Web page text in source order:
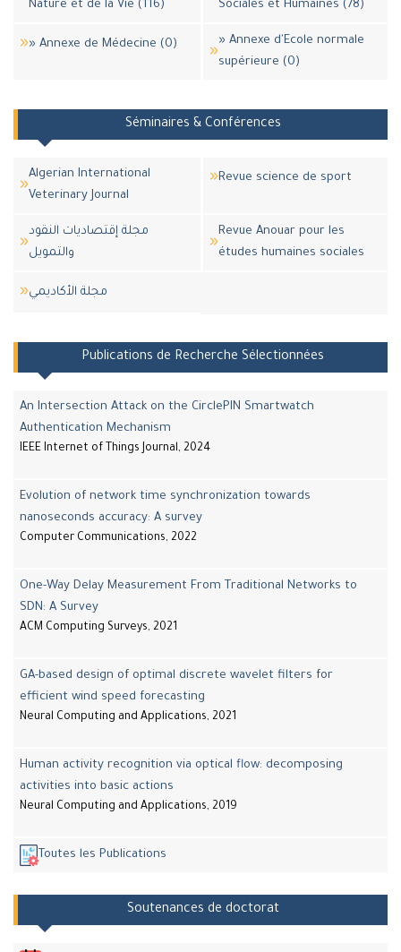
Nature et de la Vie (116) Sociales et Humaines (78)
» Annexe de Médecine (0)
» Annexe d'Ecole normale
supérieure (0)
Séminaires & Conférences
Algerian International
Veterinary Journal
Revue science de sport
مجلة إقتصاديات النقود
والتمويل
Revue Anouar pour les
études humaines sociales
مجلة اﻷكاديمي
Publications de Recherche Sélectionnées
An Intersection Attack on the CirclePIN Smartwatch
Authentication Mechanism
IEEE Internet of Things Journal, 2024
Evolution of network time synchronization towards
nanoseconds accuracy: A survey
Computer Communications, 2022
One-Way Delay Measurement From Traditional Networks to
SDN: A Survey
ACM Computing Surveys, 2021
GA-based design of optimal discrete wavelet filters for
efficient wind speed forecasting
Neural Computing and Applications, 2021
Human activity recognition via optical flow: decomposing
activities into basic actions
Neural Computing and Applications, 2019
Toutes les Publications
Soutenances de doctorat